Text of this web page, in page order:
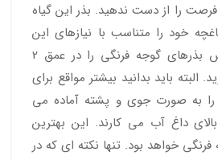
فرصت را از دست ندهید. بذر این گیاه
خود را متناسب با نیازهای این
گیاه تغییر دهید. سپس بذرهای گوجه فرنگی را در عمق 2
البته باید بدانید بیشتر مواقع برای
به صورت جوی و پشته آماده می
داغ آب می کارند. این بهترین
خواهد بود. تنها نکته ای که در